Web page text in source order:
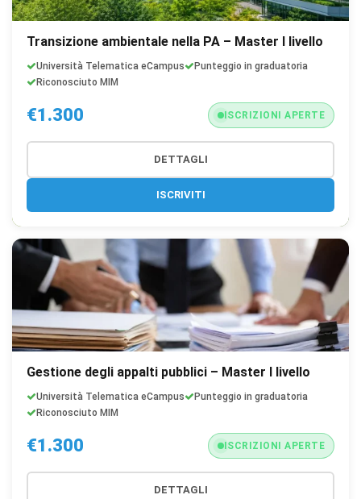
Transizione ambientale nella PA – Master I livello
Università Telematica eCampus
Punteggio in graduatoria
Riconosciuto MIM
€1.300 ISCRIZIONI APERTE
DETTAGLI
ISCRIVITI
Gestione degli appalti pubblici – Master I livello
Università Telematica eCampus
Punteggio in graduatoria
Riconosciuto MIM
€1.300 ISCRIZIONI APERTE
DETTAGLI